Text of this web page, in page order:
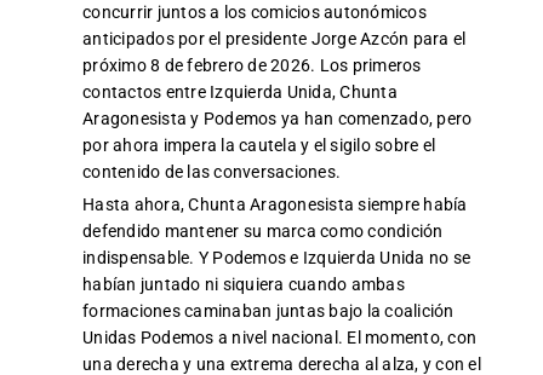
concurrir juntos a los comicios autonómicos
anticipados por el presidente Jorge Azcón para el
próximo 8 de febrero de 2026. Los primeros
contactos entre Izquierda Unida, Chunta
Aragonesista y Podemos ya han comenzado, pero
por ahora impera la cautela y el sigilo sobre el
contenido de las conversaciones.
Hasta ahora, Chunta Aragonesista siempre había
defendido mantener su marca como condición
indispensable. Y Podemos e Izquierda Unida no se
habían juntado ni siquiera cuando ambas
formaciones caminaban juntas bajo la coalición
Unidas Podemos a nivel nacional. El momento, con
una derecha y una extrema derecha al alza, y con el